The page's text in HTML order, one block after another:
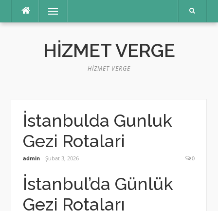
Menü
HIZMET VERGE
HIZMET VERGE
İstanbulda Gunluk
Gezi Rotalari
admin Şubat 3, 2026 0
İstanbul’da Günlük
Gezi Rotaları